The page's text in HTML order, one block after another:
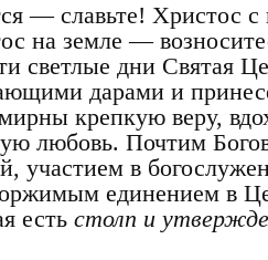
— славьте! Христос
на земле —
светлые дни Святая
дарами и
крепкую веру,
любовь. Почтим
участием в
единением в
естьстолп и